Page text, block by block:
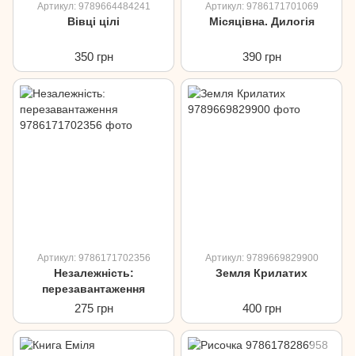
Артикул: 9789664484241
Вівці цілі
350 грн
Артикул: 9786171701069
Місяцівна. Дилогія
390 грн
Артикул: 9786171702356
Незалежність:
перезавантаження
275 грн
Артикул: 9789669829900
Земля Крилатих
400 грн